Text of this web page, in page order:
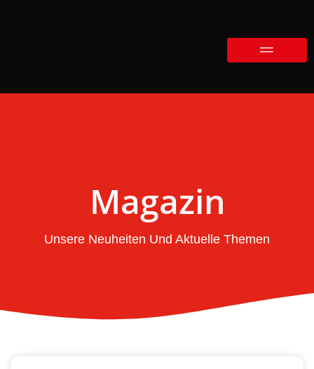
Magazin
Unsere Neuheiten Und Aktuelle Themen